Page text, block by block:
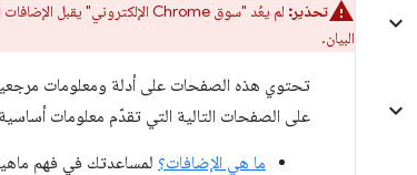
تحذير: لم يعُد "سوق Chrome الإلكتروني" يقبل الإضافات المستنِدة إلى Manifest V2. اتّبِع
البيان.
على الصفحات التالية التي تقدّم معلومات
ما هي الإضافات؟ لمساعدتك في فهم